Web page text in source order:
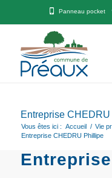
Panneau pocket
Entreprise
Vous êtes ici : Accueil / Vie
Entreprise CHEDRU Phillipe